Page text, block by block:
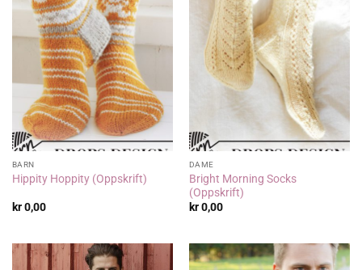
BARN
Hippity Hoppity (Oppskrift)
kr0,00
DAME
Bright Morning Socks
(Oppskrift)
kr0,00